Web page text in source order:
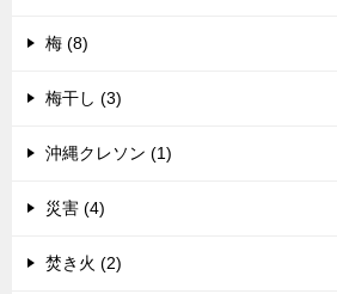
梅 (8)
梅干し (3)
沖縄クレソン (1)
災害 (4)
焚き火 (2)